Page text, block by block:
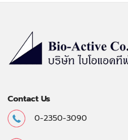
Contact Us
0-2350-3090